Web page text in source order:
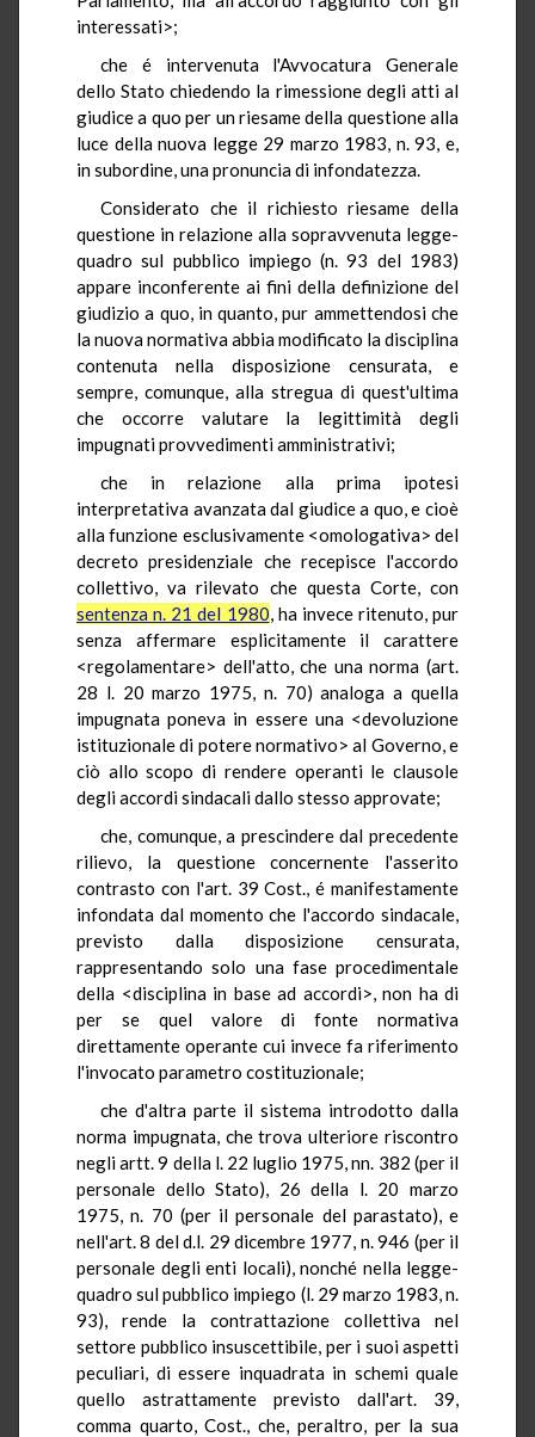
interessati>;
che é intervenuta l'Avvocatura Generale
dello Stato chiedendo la rimessione degli atti al
giudice a quo per un riesame della questione alla
luce della nuova legge 29 marzo 1983, n. 93, e,
in subordine, una pronuncia di infondatezza.
Considerato che il richiesto riesame della
questione in relazione alla sopravvenuta legge-
quadro sul pubblico impiego (n. 93 del 1983)
appare inconferente ai fini della definizione del
giudizio a quo, in quanto, pur ammettendosi che
la nuova normativa abbia modificato la disciplina
contenuta nella disposizione censurata, e
sempre, comunque, alla stregua di quest'ultima
che occorre valutare la legittimità degli
impugnati provvedimenti amministrativi;
che in relazione alla prima ipotesi
interpretativa avanzata dal giudice a quo, e cioè
alla funzione esclusivamente <omologativa> del
decreto presidenziale che recepisce l'accordo
collettivo, va rilevato che questa Corte, con
sentenza n. 21 del 1980, ha invece ritenuto, pur
senza affermare esplicitamente il carattere
<regolamentare> dell'atto, che una norma (art.
28 l. 20 marzo 1975, n. 70) analoga a quella
impugnata poneva in essere una <devoluzione
istituzionale di potere normativo> al Governo, e
ciò allo scopo di rendere operanti le clausole
degli accordi sindacali dallo stesso approvate;
che, comunque, a prescindere dal precedente
rilievo, la questione concernente l'asserito
contrasto con l'art. 39 Cost., é manifestamente
infondata dal momento che l'accordo sindacale,
previsto dalla disposizione censurata,
rappresentando solo una fase procedimentale
della <disciplina in base ad accordi>, non ha di
per se quel valore di fonte normativa
direttamente operante cui invece fa riferimento
l'invocato parametro costituzionale;
che d'altra parte il sistema introdotto dalla
norma impugnata, che trova ulteriore riscontro
negli artt. 9 della l. 22 luglio 1975, nn. 382 (per il
personale dello Stato), 26 della l. 20 marzo
1975, n. 70 (per il personale del parastato), e
nell'art. 8 del d.l. 29 dicembre 1977, n. 946 (per il
personale degli enti locali), nonché nella legge-
quadro sul pubblico impiego (l. 29 marzo 1983, n.
93), rende la contrattazione collettiva nel
settore pubblico insuscettibile, per i suoi aspetti
peculiari, di essere inquadrata in schemi quale
quello astrattamente previsto dall'art. 39,
comma quarto, Cost., che, peraltro, per la sua